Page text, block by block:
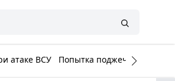
атаке ВСУ Попытка поджечь Белый